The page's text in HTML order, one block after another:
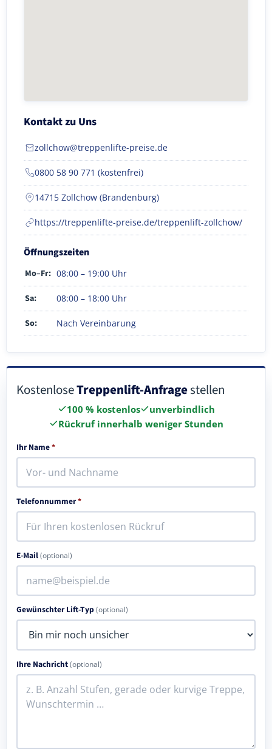
Kontakt zu Uns
zollchow@treppenlifte-preise.de
0800 58 90 771 (kostenfrei)
14715 Zollchow (Brandenburg)
https://treppenlifte-preise.de/treppenlift-zollchow/
Öffnungszeiten
Mo–Fr: 08:00 – 19:00 Uhr
Sa: 08:00 – 18:00 Uhr
So: Nach Vereinbarung
KostenloseTreppenlift-Anfragestellen
100 % kostenlos
unverbindlich
Rückruf innerhalb weniger Stunden
Ihr Name*
Telefonnummer*
E-Mail(optional)
Gewünschter Lift-Typ(optional)
Ihre Nachricht(optional)